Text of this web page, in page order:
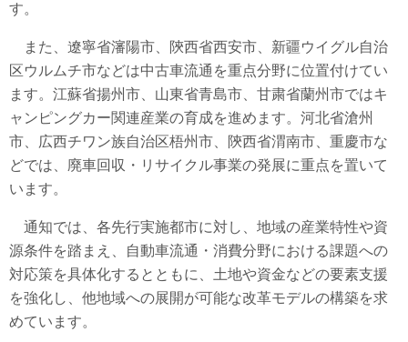
す。
また、遼寧省瀋陽市、陝西省西安市、新疆ウイグル自治
区ウルムチ市などは中古車流通を重点分野に位置付けてい
ます。江蘇省揚州市、山東省青島市、甘粛省蘭州市ではキ
ャンピングカー関連産業の育成を進めます。河北省滄州
市、広西チワン族自治区梧州市、陝西省渭南市、重慶市な
どでは、廃車回収・リサイクル事業の発展に重点を置いて
います。
通知では、各先行実施都市に対し、地域の産業特性や資
源条件を踏まえ、自動車流通・消費分野における課題への
対応策を具体化するとともに、土地や資金などの要素支援
を強化し、他地域への展開が可能な改革モデルの構築を求
めています。